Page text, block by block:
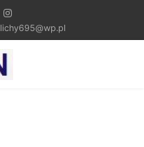
lichy695@wp.pl